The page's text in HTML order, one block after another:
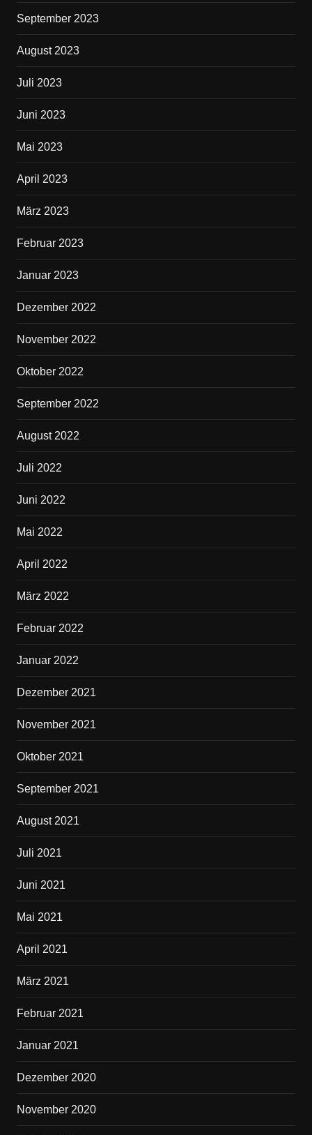
September 2023
August 2023
Juli 2023
Juni 2023
Mai 2023
April 2023
März 2023
Februar 2023
Januar 2023
Dezember 2022
November 2022
Oktober 2022
September 2022
August 2022
Juli 2022
Juni 2022
Mai 2022
April 2022
März 2022
Februar 2022
Januar 2022
Dezember 2021
November 2021
Oktober 2021
September 2021
August 2021
Juli 2021
Juni 2021
Mai 2021
April 2021
März 2021
Februar 2021
Januar 2021
Dezember 2020
November 2020